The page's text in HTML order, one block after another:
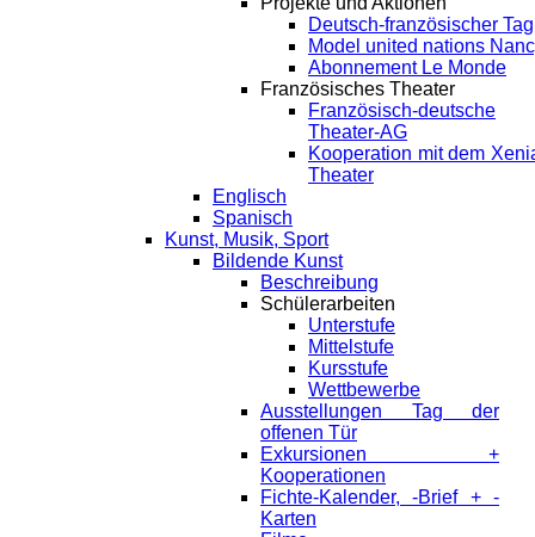
Deutsch-französischer Tag
Model united nations
Abonnement Le Monde
Französisches Theater
Französisch-deutsche
Theater-AG
Kooperation mit dem
Theater
Englisch
Spanisch
Kunst, Musik, Sport
Bildende Kunst
Beschreibung
Schülerarbeiten
Unterstufe
Mittelstufe
Kursstufe
Wettbewerbe
Ausstellungen Tag der
offenen Tür
Exkursionen +
Kooperationen
Fichte-Kalender, -Brief + -
Karten